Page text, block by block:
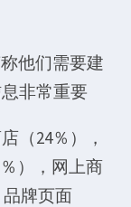
他们需要建
非常重要
（24％），
），网上商
品牌页面